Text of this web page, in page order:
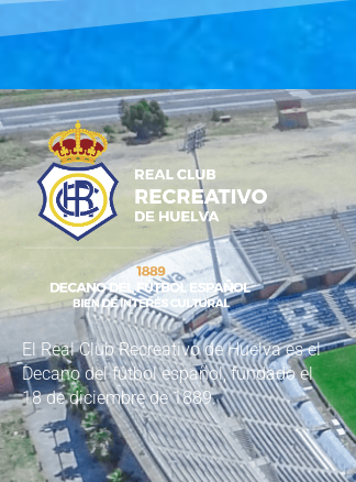
El Real Club Recreativo de Huelva es el
Decano del fútbol español, fundado el
18 de diciembre de 1889.